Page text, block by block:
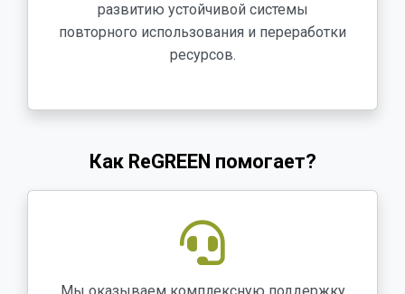
развитию устойчивой системы
повторного использования и переработки
ресурсов.
Как ReGREEN помогает?